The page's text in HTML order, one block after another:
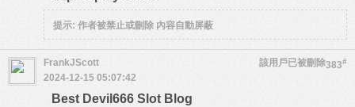
提示: 作者被禁止或刪除 內容自動屏蔽
383#
FrankJScott
該用戶已被刪除
2024-12-15 05:07:42
Best Devil666 Slot Blog